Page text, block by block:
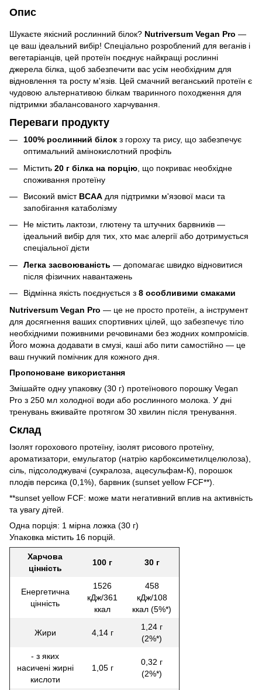
Опис
Шукаєте якісний рослинний білок? Nutriversum Vegan Pro —
це ваш ідеальний вибір! Спеціально розроблений для веганів і
вегетаріанців, цей протеїн поєднує найкращі рослинні
джерела білка, щоб забезпечити вас усім необхідним для
відновлення та росту м'язів. Цей смачний веганський протеїн є
чудовою альтернативою білкам тваринного походження для
підтримки збалансованого харчування.
Переваги продукту
100% рослинний білок з гороху та рису, що забезпечує
оптимальний амінокислотний профіль
Містить 20 г білка на порцію , що покриває необхідне
споживання протеїну
Високий вміст BCAA для підтримки м'язової маси та
запобігання катаболізму
Не містить лактози, глютену та штучних барвників —
ідеальний вибір для тих, хто має алергії або дотримується
спеціальної дієти
Легка засвоюваність — допомагає швидко відновитися
після фізичних навантажень
Відмінна якість поєднується з 8 особливими смаками
Nutriversum Vegan Pro — це не просто протеїн, а інструмент
для досягнення ваших спортивних цілей, що забезпечує тіло
необхідними поживними речовинами без жодних компромісів.
Його можна додавати в смузі, каші або пити самостійно — це
ваш гнучкий помічник для кожного дня.
Пропоноване використання
Змішайте одну упаковку (30 г) протеїнового порошку Vegan
Pro з 250 мл холодної води або рослинного молока. У дні
тренувань вживайте протягом 30 хвилин після тренування.
Склад
Ізолят горохового протеїну, ізолят рисового протеїну,
ароматизатори, емульгатор (натрію карбоксиметилцелюлоза),
сіль, підсолоджувачі (сукралоза, ацесульфам-К), порошок
плодів персика (0,1%), барвник (sunset yellow FCF**).
**sunset yellow FCF: може мати негативний вплив на активність
та увагу дітей.
Одна порція: 1 мірна ложка (30 г)
Упаковка містить 16 порцій.
Харчова
цінність
100 г 30 г
Енергетична
цінність
1526
кДж/361
ккал
458
кДж/108
ккал (5%*)
Жири 4,14 г
1,24 г
(2%*)
- з яких
насичені жирні
кислоти
1,05 г
0,32 г
(2%*)